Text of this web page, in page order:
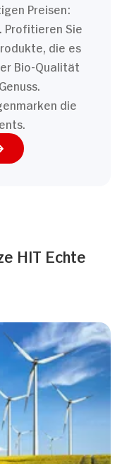
Preisen:
Profitieren Sie
die es
Bio-Qualität
die
HIT Echte